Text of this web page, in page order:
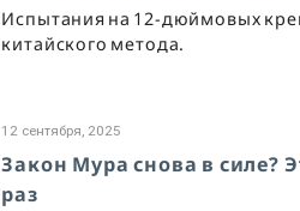
Испытания на 12-дюймовых
китайского метода.
12 сентября, 2025
Закон Мура снова в силе?
раз